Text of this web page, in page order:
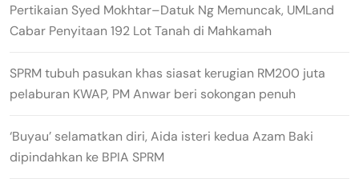
Pertikaian Syed Mokhtar–Datuk Ng Memuncak, UMLand
Cabar Penyitaan 192 Lot Tanah di Mahkamah
SPRM tubuh pasukan khas siasat kerugian RM200 juta
pelaburan KWAP, PM Anwar beri sokongan penuh
‘Buyau’ selamatkan diri, Aida isteri kedua Azam Baki
dipindahkan ke BPIA SPRM